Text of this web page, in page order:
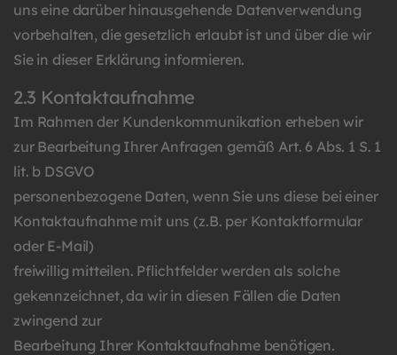
uns eine darüber hinausgehende Datenverwendung
vorbehalten, die gesetzlich erlaubt ist und über die wir
Sie in dieser Erklärung informieren.
2.3 Kontaktaufnahme
Im Rahmen der Kundenkommunikation erheben wir
zur Bearbeitung Ihrer Anfragen gemäß Art. 6 Abs. 1 S. 1
lit. b DSGVO
personenbezogene Daten, wenn Sie uns diese bei einer
Kontaktaufnahme mit uns (z.B. per Kontaktformular
oder E-Mail)
freiwillig mitteilen. Pflichtfelder werden als solche
gekennzeichnet, da wir in diesen Fällen die Daten
zwingend zur
Bearbeitung Ihrer Kontaktaufnahme benötigen.